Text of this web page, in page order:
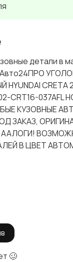
детали в
CRETA
CRT16-037AFL
КУЗОВНЫЕ
ЗАКАЗ,
В ЦВЕТ
🥴